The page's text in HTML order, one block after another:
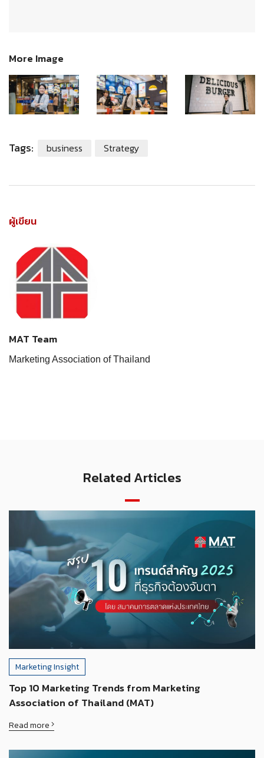
More Image
Tags: business Strategy
ผู้เขียน
MAT Team
Marketing Association of Thailand
Related Articles
Marketing Insight
Top 10 Marketing Trends from Marketing
Association of Thailand (MAT)
Read more